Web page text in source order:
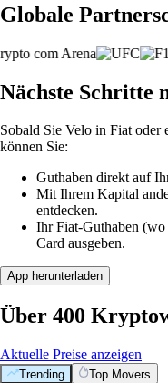
Globale
Nächste Schritte
Sobald Sie Velo in Fiat oder
können Sie:
Guthaben direkt auf
Mit Ihrem Kapital
entdecken.
Ihr Fiat-Guthaben
Card ausgeben.
App herunterladen
Über 400
Aktuelle Preise anzeigen
Trending Top Movers